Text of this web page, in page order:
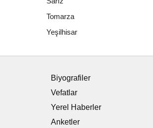
Tomarza
Yeşilhisar
Biyografiler
Vefatlar
Yerel Haberler
Anketler